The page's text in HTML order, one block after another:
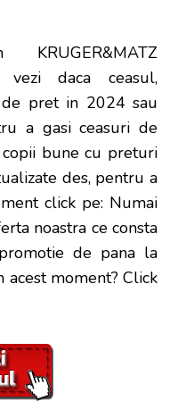
KRUGER&MATZ
vezi daca ceasul,
de pret in 2024 sau
a gasi ceasuri de
bune cu preturi
des, pentru a
click pe: Numai
noastra ce consta
de pana la
acest moment? Click